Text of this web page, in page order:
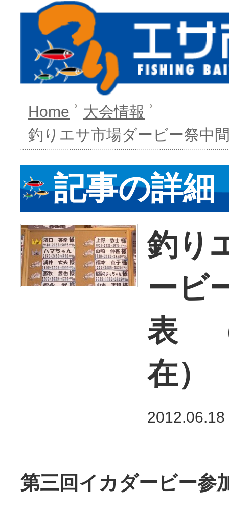
Home
大会情報
釣りエサ市場ダービー祭中
記事の詳細
釣り
ービ
表
在）
2012.06.18
第三回イカダービー参